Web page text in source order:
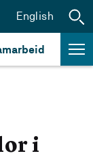
English
i